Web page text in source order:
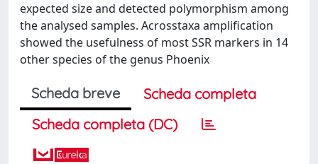
expected size and detected polymorphism among
the analysed samples. Acrosstaxa amplification
showed the usefulness of most SSR markers in 14
other species of the genus Phoenix
Scheda breve
Scheda completa
Scheda completa (DC)